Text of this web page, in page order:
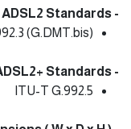
- ADSL2 Standards
(G.DMT.bis)
- ADSL2+ Standards
ITU-T G.992.5